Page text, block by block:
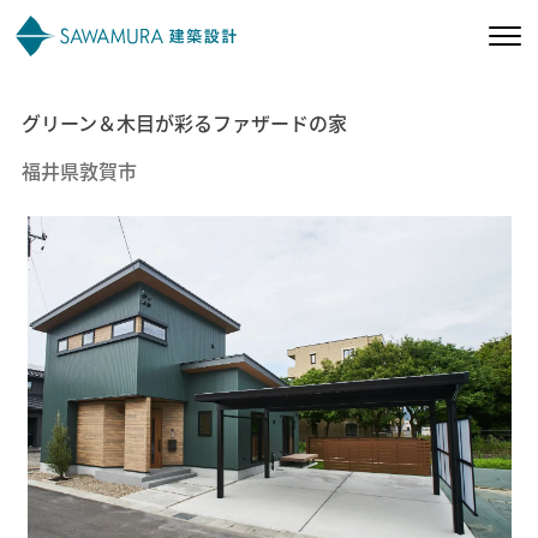
私たちの想い
お客様の声
会社案内
オーナー様向け
グリーン＆木目が彩るファザードの家
福井県敦賀市